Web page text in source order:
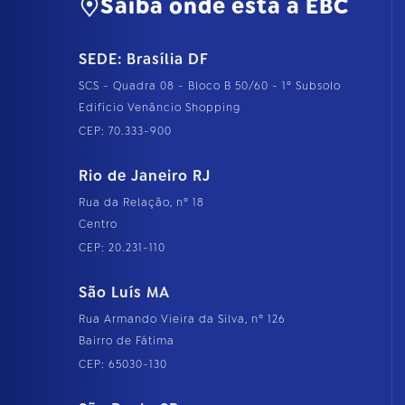
Saiba onde está a EBC
SEDE: Brasília DF
SCS - Quadra 08 - Bloco B 50/60 - 1º Subsolo
Edifício Venâncio Shopping
CEP: 70.333-900
Rio de Janeiro RJ
Rua da Relação, nº 18
Centro
CEP: 20.231-110
São Luís MA
Rua Armando Vieira da Silva, nº 126
Bairro de Fátima
CEP: 65030-130